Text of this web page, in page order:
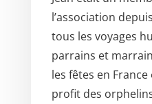
l’association
tous les voyages
parrains et
les fêtes en
profit des